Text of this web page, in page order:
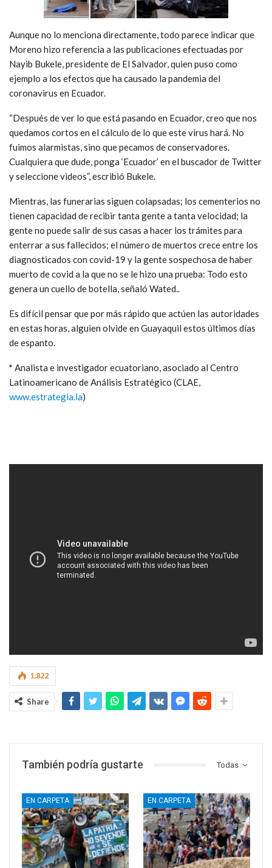
Aunque no lo menciona directamente, todo parece indicar que
Moreno hizo referencia a las publicaciones efectuadas por
Nayib Bukele, presidente de El Salvador, quien puso como
ejemplo a los efectos que ha causado la pandemia del
coronavirus en Ecuador.
“Después de ver lo que está pasando en Ecuador, creo que nos
quedamos cortos en el cálculo de lo que este virus hará. No
fuimos alarmistas, sino que pecamos de conservadores.
Cualquiera que dude, ponga ‘Ecuador’ en el buscador de Twitter
y seleccione videos”, escribió Bukele.
Mientras, las funerarias siguen colapsadas; los cementerios no
tienen capacidad de recibir tanta gente a tanta velocidad; la
gente no puede salir de sus casas a hacer los trámites para
enterrar a sus fallecidos; el número de muertos crece entre los
diagnosticados con covid-19 y la gente sospechosa de haber
muerto de covid a la que no se le hizo una prueba: Todo esto
genera un cuello de botella, señaló Wated..
Es difícil pensar que por más rápido que actúen las autoridades
en estas horas, alguien olvide en Guayaquil estos últimos días
de espanto.
* Analista e investigador ecuatoriano, asociado al Centro
Latinoamericano de Análisis Estratégico (CLAE,
www.estrategia.la)
1.822
Share
Todas
También podría gustarte
EN CARPETA EN CARPETA